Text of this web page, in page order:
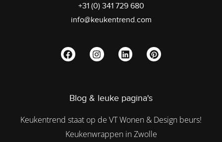
+31 (0) 341 729 680
info@keukentrend.com
Blog & leuke pagina's
Keukentrend staat op de VT Wonen & Design beurs!
Keukenwrappen in Zwolle